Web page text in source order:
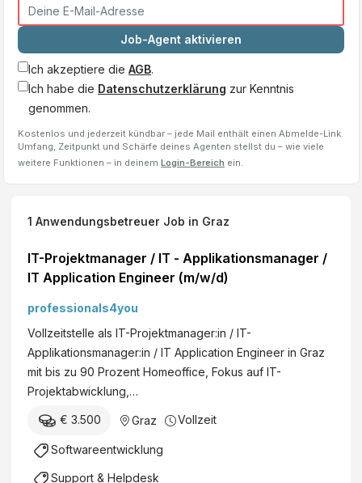
Job-Agent aktivieren
Ich akzeptiere die AGB.
Ich habe die Datenschutzerklärung zur Kenntnis
genommen.
Kostenlos und jederzeit kündbar – jede Mail enthält einen Abmelde-Link.
Umfang, Zeitpunkt und Schärfe deines Agenten stellst du – wie viele
weitere Funktionen – in deinem Login-Bereich ein.
1 Anwendungsbetreuer Job in Graz
IT-Projektmanager / IT - Applikationsmanager /
IT Application Engineer (m/w/d)
professionals4you
Vollzeitstelle als IT-Projektmanager:in / IT-
Applikationsmanager:in / IT Application Engineer in Graz
mit bis zu 90 Prozent Homeoffice, Fokus auf IT-
Projektabwicklung,…
€ 3.500 Graz Vollzeit
Softwareentwicklung
Support & Helpdesk